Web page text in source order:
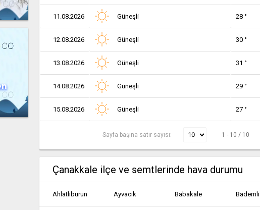
11.08.2026 Güneşli 28 °
12.08.2026 Güneşli 30 °
13.08.2026 Güneşli 31 °
14.08.2026 Güneşli 29 °
15.08.2026 Güneşli 27 °
Sayfa başına satır sayısı: 1 - 10 / 10
Çanakkale ilçe ve semtlerinde hava durumu
Ahlatlıburun Ayvacık Babakale Bademli